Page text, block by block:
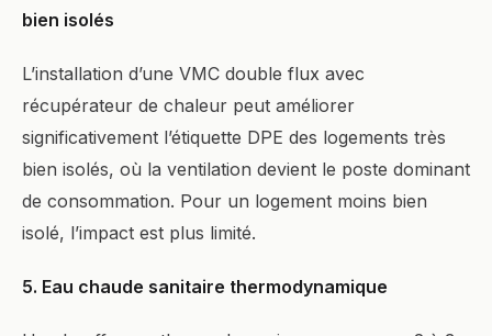
bien isolés
L’installation d’une VMC double flux avec
récupérateur de chaleur peut améliorer
significativement l’étiquette DPE des logements très
bien isolés, où la ventilation devient le poste dominant
de consommation. Pour un logement moins bien
isolé, l’impact est plus limité.
5. Eau chaude sanitaire thermodynamique